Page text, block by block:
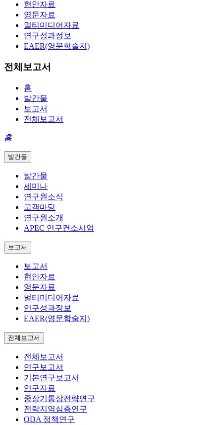
현안자료
영문자료
멀티미디어자료
연구성과정보
EAER(영문학술지)
전체보고서
홈
발간물
보고서
전체보고서
홈
발간물
발간물
세미나
연구원소식
고객마당
연구원소개
APEC 연구컨소시엄
보고서
보고서
현안자료
영문자료
멀티미디어자료
연구성과정보
EAER(영문학술지)
전체보고서
전체보고서
연구보고서
기본연구보고서
연구자료
중장기통상전략연구
전략지역심층연구
ODA 정책연구